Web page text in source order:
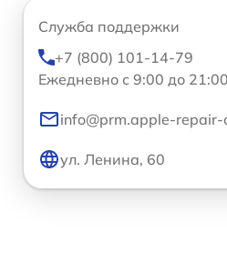
Служба поддержки
+7 (800) 101-14-79
Ежедневно с 9:00 до 21:00
info@prm.apple-repair-
ул. Ленина, 60